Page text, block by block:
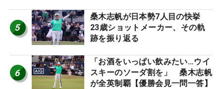
5
桑木志帆が日本勢7人目の快挙
23歳ショットメーカー、その軌
跡を振り返る
6
「お酒をいっぱい飲みたい…ウイ
スキーのソーダ割を」 桑木志帆
が全英制覇【優勝会見一問一答】